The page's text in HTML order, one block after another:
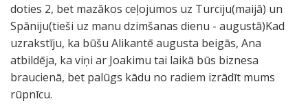
doties 2, bet mazākos ceļojumos uz Turciju(maijā) un
Spāniju(tieši uz manu dzimšanas dienu - augustā)Kad
uzrakstīju, ka būšu Alikantē augusta beigās, Ana
atbildēja, ka viņi ar Joakimu tai laikā būs biznesa
braucienā, bet palūgs kādu no radiem izrādīt mums
rūpnīcu.